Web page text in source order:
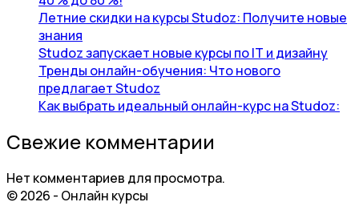
Летние скидки на курсы Studoz: Получите новые
знания
Studoz запускает новые курсы по IT и дизайну
Тренды онлайн-обучения: Что нового
предлагает Studoz
Как выбрать идеальный онлайн-курс на Studoz:
Свежие комментарии
Нет комментариев для просмотра.
© 2026 - Онлайн курсы